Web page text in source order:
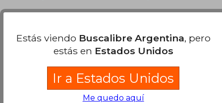
40% $ 80.042 50% $
Estás viendo Buscalibre Argentina, pero
estás en Estados Unidos
Ir a Estados Unidos
Me quedo aquí